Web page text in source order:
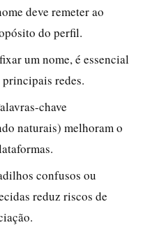
deve remeter ao
do perfil.
um nome, é essencial
redes.
chave
naturais) melhoram o
confusos ou
reduz riscos de